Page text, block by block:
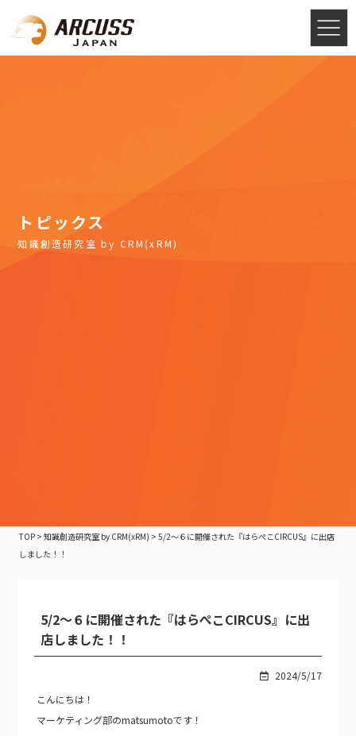
トピックス
知識創造研究室 by CRM(xRM)
TOP >知識創造研究室 by CRM(xRM) >5/2～６に開催された『はらぺこCIRCUS』に出店
しました！！
5/2～６に開催された『はらぺこCIRCUS』に出
店しました！！
2024/5/17
こんにちは！
マーケティング部のmatsumotoです！